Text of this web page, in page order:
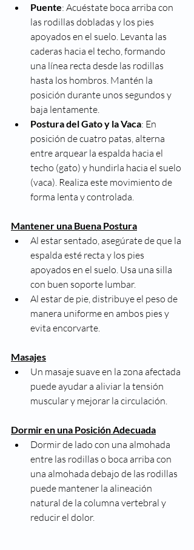
Puente: Acuéstate boca arriba con
las rodillas dobladas y los pies
apoyados en el suelo. Levanta las
caderas hacia el techo, formando
una línea recta desde las rodillas
hasta los hombros. Mantén la
posición durante unos segundos y
baja lentamente.
Postura del Gato y la Vaca: En
posición de cuatro patas, alterna
entre arquear la espalda hacia el
techo (gato) y hundirla hacia el suelo
(vaca). Realiza este movimiento de
forma lenta y controlada.
Mantener una Buena Postura
Al estar sentado, asegúrate de que la
espalda esté recta y los pies
apoyados en el suelo. Usa una silla
con buen soporte lumbar.
Al estar de pie, distribuye el peso de
manera uniforme en ambos pies y
evita encorvarte.
Masajes
Un masaje suave en la zona afectada
puede ayudar a aliviar la tensión
muscular y mejorar la circulación.
Dormir en una Posición Adecuada
Dormir de lado con una almohada
entre las rodillas o boca arriba con
una almohada debajo de las rodillas
puede mantener la alineación
natural de la columna vertebral y
reducir el dolor.